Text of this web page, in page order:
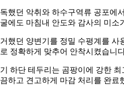
했던 악취와 하수구역류 공포에
에도 마침내 안도와 감사의 미소
했던 양변기를 정밀 수평계를 사
정확하게 맞추어 안착시켰습니
하단 테두리는 곰팡이에 강한
하고 견고하게 마감 처리를 완료